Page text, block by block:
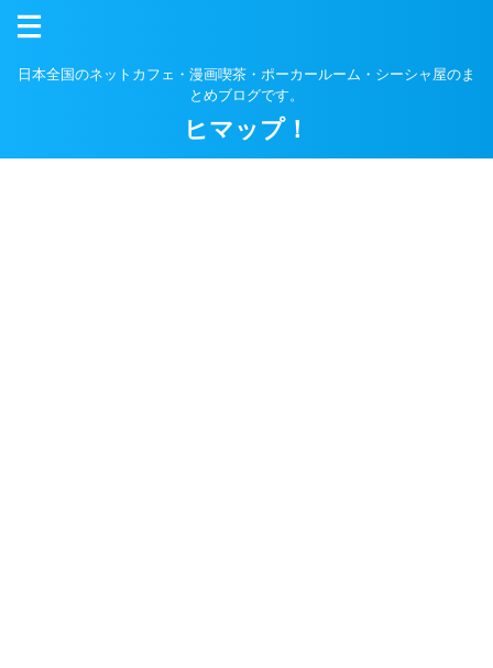
日本全国のネットカフェ・漫画喫茶・ポーカールーム・シーシャ屋のま
とめブログです。
ヒマップ！